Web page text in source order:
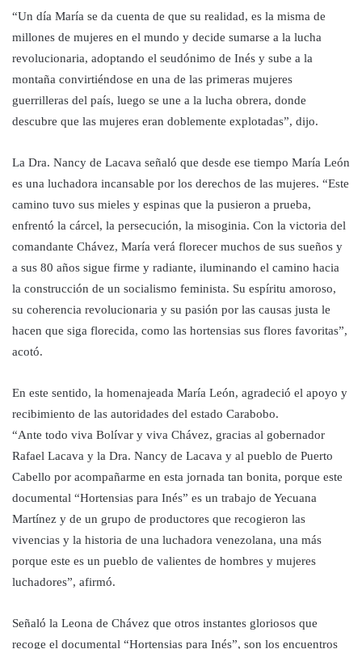
“Un día María se da cuenta de que su realidad, es la misma de
millones de mujeres en el mundo y decide sumarse a la lucha
revolucionaria, adoptando el seudónimo de Inés y sube a la
montaña convirtiéndose en una de las primeras mujeres
guerrilleras del país, luego se une a la lucha obrera, donde
descubre que las mujeres eran doblemente explotadas”, dijo.
La Dra. Nancy de Lacava señaló que desde ese tiempo María León
es una luchadora incansable por los derechos de las mujeres. “Este
camino tuvo sus mieles y espinas que la pusieron a prueba,
enfrentó la cárcel, la persecución, la misoginia. Con la victoria del
comandante Chávez, María verá florecer muchos de sus sueños y
a sus 80 años sigue firme y radiante, iluminando el camino hacia
la construcción de un socialismo feminista. Su espíritu amoroso,
su coherencia revolucionaria y su pasión por las causas justa le
hacen que siga florecida, como las hortensias sus flores favoritas”,
acotó.
En este sentido, la homenajeada María León, agradeció el apoyo y
recibimiento de las autoridades del estado Carabobo.
“Ante todo viva Bolívar y viva Chávez, gracias al gobernador
Rafael Lacava y la Dra. Nancy de Lacava y al pueblo de Puerto
Cabello por acompañarme en esta jornada tan bonita, porque este
documental “Hortensias para Inés” es un trabajo de Yecuana
Martínez y de un grupo de productores que recogieron las
vivencias y la historia de una luchadora venezolana, una más
porque este es un pueblo de valientes de hombres y mujeres
luchadores”, afirmó.
Señaló la Leona de Chávez que otros instantes gloriosos que
recoge el documental “Hortensias para Inés”, son los encuentros